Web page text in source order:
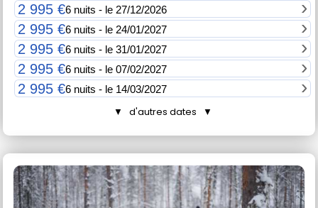
2 995 €6 nuits - le 27/12/2026
2 995 €6 nuits - le 24/01/2027
2 995 €6 nuits - le 31/01/2027
2 995 €6 nuits - le 07/02/2027
2 995 €6 nuits - le 14/03/2027
▼ d'autres dates ▼